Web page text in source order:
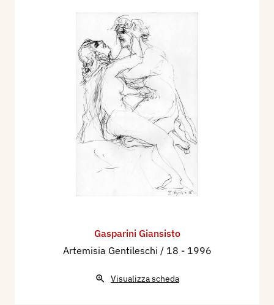
Gasparini Giansisto
Artemisia Gentileschi / 18 - 1996
Visualizza scheda